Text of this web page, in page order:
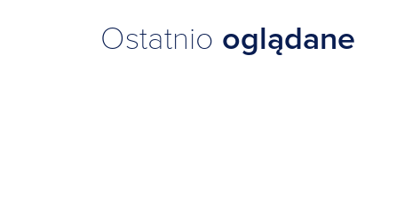
Ostatnio oglądane